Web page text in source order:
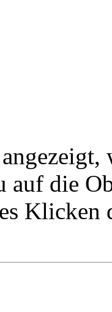
auf die
Klicken